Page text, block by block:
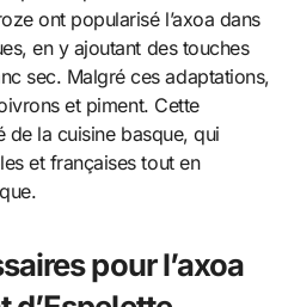
ont popularisé l’axoa dans
en y ajoutant des touches
sec. Malgré ces adaptations,
et piment. Cette
de la cuisine basque, qui
et françaises tout en
pour l’axoa